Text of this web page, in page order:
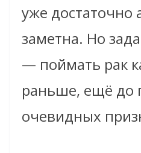
уже достаточно
заметна. Но
— поймать рак
раньше, ещё до
очевидных